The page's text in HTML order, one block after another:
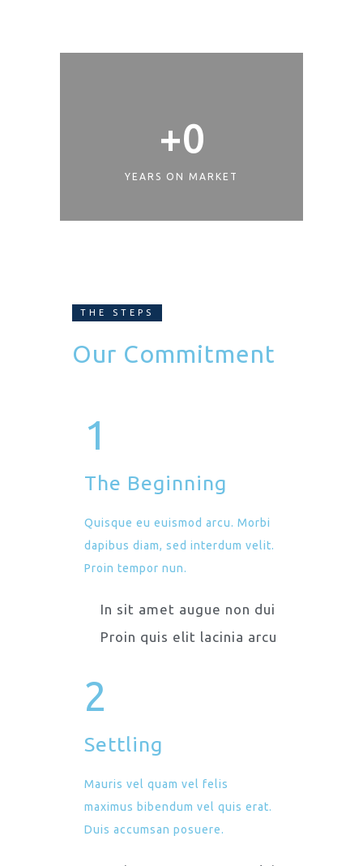
YEARS ON MARKET
+0
THE STEPS
Our Commitment
1
The Beginning
Quisque eu euismod arcu. Morbi
dapibus diam, sed interdum velit.
Proin tempor nun.
In sit amet augue non dui
Proin quis elit lacinia arcu
2
Settling
Mauris vel quam vel felis
maximus bibendum vel quis erat.
Duis accumsan posuere.